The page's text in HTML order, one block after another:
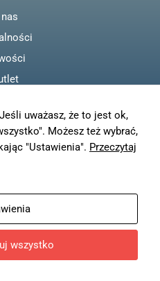
nas
konto
Projekt i wykonanieFreeline
uważasz, że to jest ok,
Możesz też wybrać,
"Ustawienia". Przeczytaj
wszystko